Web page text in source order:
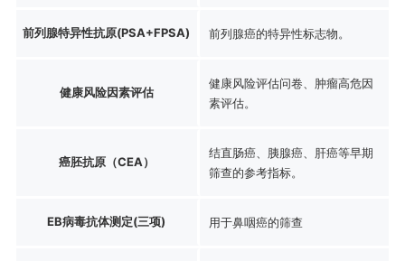
前列腺特异性抗原(PSA+FPSA) 前列腺癌的特异性标志物。
健康风险因素评估
健康风险评估问卷、肿瘤高危因
素评估。
癌胚抗原（CEA）
结直肠癌、胰腺癌、肝癌等早期
筛查的参考指标。
EB病毒抗体测定(三项) 用于鼻咽癌的筛查